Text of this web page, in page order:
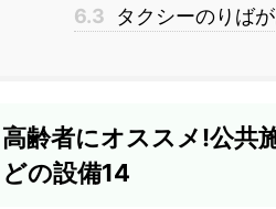
6.3 タクシーのりば
高齢者にオススメ!公共
どの設備14